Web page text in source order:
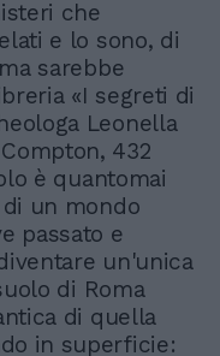
che
e lo sono, di
sarebbe
«I segreti di
Leonella
432
è quantomai
un mondo
passato e
un'unica
di Roma
di quella
in superficie: